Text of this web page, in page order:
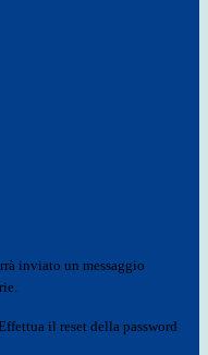
inviato un messaggio
il reset della password